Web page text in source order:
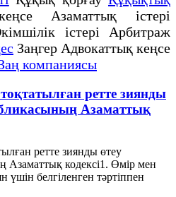
Азаматтық істері
істері Арбитраж
Заңгер Адвокаттық кеңсе
компаниясы
ретте зиянды
Азаматтық
ретте зиянды өтеу
Азаматтық кодексi1. Өмiр мен
үшiн белгiленген тәртiппен